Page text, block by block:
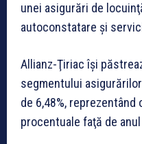
unei asigurări de
autoconstatare şi
Allianz-Ţiriac îşi
segmentului
de 6,48%,
procentuale faţă de